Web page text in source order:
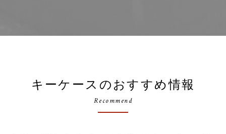
キーケースのおすすめ情報
Recommend